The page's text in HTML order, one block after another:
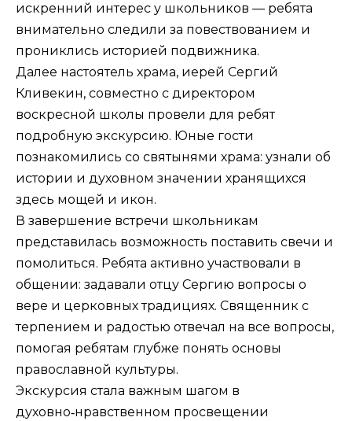
искренний интерес у школьников — ребята
внимательно следили за повествованием и
прониклись историей подвижника.
Далее настоятель храма, иерей Сергий
Кливекин, совместно с директором
воскресной школы провели для ребят
подробную экскурсию. Юные гости
познакомились со святынями храма: узнали об
истории и духовном значении хранящихся
здесь мощей и икон.
В завершение встречи школьникам
представилась возможность поставить свечи и
помолиться. Ребята активно участвовали в
общении: задавали отцу Сергию вопросы о
вере и церковных традициях. Священник с
терпением и радостью отвечал на все вопросы,
помогая ребятам глубже понять основы
православной культуры.
Экскурсия стала важным шагом в
духовно‑нравственном просвещении